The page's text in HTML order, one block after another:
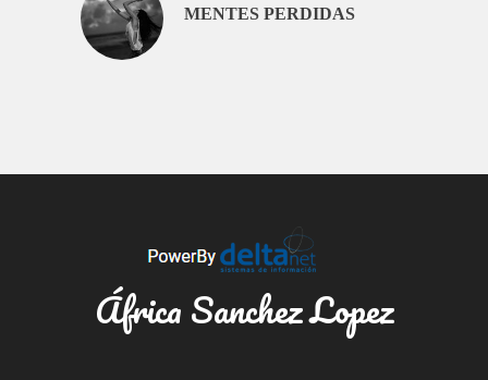
MENTES PERDIDAS
África Sanchez Lopez